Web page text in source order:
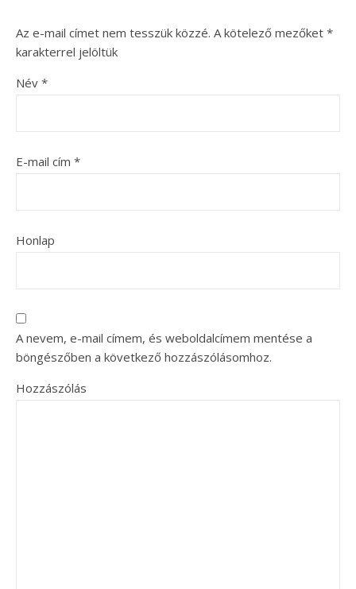
Az e-mail címet nem tesszük közzé. A kötelező mezőket *
karakterrel jelöltük
Név *
E-mail cím *
Honlap
A nevem, e-mail címem, és weboldalcímem mentése a
böngészőben a következő hozzászólásomhoz.
Hozzászólás